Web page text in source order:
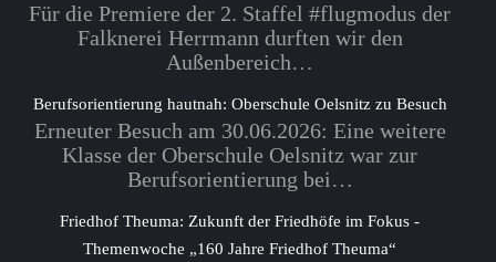
Für die Premiere der 2. Staffel #flugmodus der
Falknerei Herrmann durften wir den
Außenbereich…
Berufsorientierung hautnah: Oberschule Oelsnitz zu Besuch
Erneuter Besuch am 30.06.2026: Eine weitere
Klasse der Oberschule Oelsnitz war zur
Berufsorientierung bei…
Friedhof Theuma: Zukunft der Friedhöfe im Fokus -
Themenwoche „160 Jahre Friedhof Theuma“